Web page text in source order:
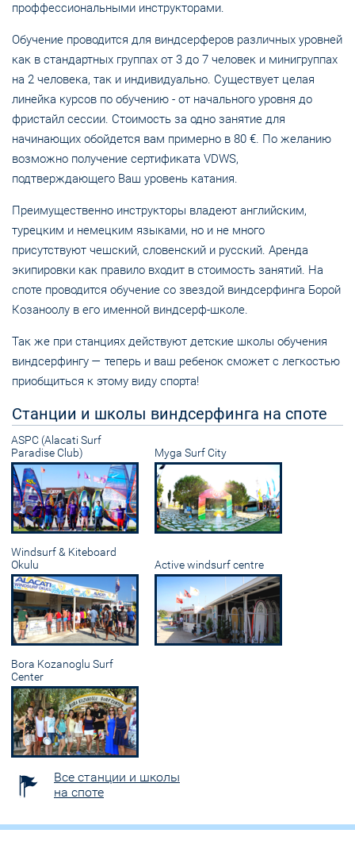
проффессиональными инструкторами.
Обучение проводится для виндсерферов различных уровней
как в стандартных группах от 3 до 7 человек и минигруппах
на 2 человека, так и индивидуально. Существует целая
линейка курсов по обучению - от начального уровня до
фристайл сессии. Стоимость за одно занятие для
начинающих обойдется вам примерно в 80 €. По желанию
возможно получение сертификата VDWS,
подтверждающего Ваш уровень катания.
Преимущественно инструкторы владеют английским,
турецким и немецким языками, но и не много
присутствуют чешский, словенский и русский. Аренда
экипировки как правило входит в стоимость занятий. На
споте проводится обучение со звездой виндсерфинга Борой
Козаноолу в его именной виндсерф-школе.
Так же при станциях действуют детские школы обучения
виндсерфингу — теперь и ваш ребенок сможет с легкостью
приобщиться к этому виду спорта!
Станции и школы виндсерфинга на споте
ASPC (Alacati Surf
Paradise Club)
Myga Surf City
Windsurf & Kiteboard
Okulu
Active windsurf centre
Bora Kozanoglu Surf
Center
Все станции и школы
на споте